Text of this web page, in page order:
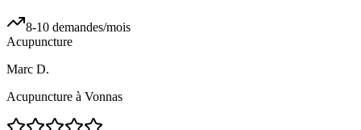
8-10 demandes/mois
Acupuncture
Marc D.
Acupuncture à Vonnas